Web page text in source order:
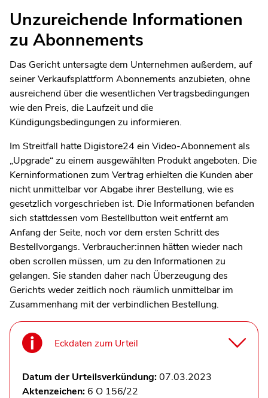
Unzureichende Informationen
zu Abonnements
Das Gericht untersagte dem Unternehmen außerdem, auf
seiner Verkaufsplattform Abonnements anzubieten, ohne
ausreichend über die wesentlichen Vertragsbedingungen
wie den Preis, die Laufzeit und die
Kündigungsbedingungen zu informieren.
Im Streitfall hatte Digistore24 ein Video-Abonnement als
„Upgrade“ zu einem ausgewählten Produkt angeboten. Die
Kerninformationen zum Vertrag erhielten die Kunden aber
nicht unmittelbar vor Abgabe ihrer Bestellung, wie es
gesetzlich vorgeschrieben ist. Die Informationen befanden
sich stattdessen vom Bestellbutton weit entfernt am
Anfang der Seite, noch vor dem ersten Schritt des
Bestellvorgangs. Verbraucher:innen hätten wieder nach
oben scrollen müssen, um zu den Informationen zu
gelangen. Sie standen daher nach Überzeugung des
Gerichts weder zeitlich noch räumlich unmittelbar im
Zusammenhang mit der verbindlichen Bestellung.
Eckdaten zum Urteil
Datum der Urteilsverkündung:07.03.2023
Aktenzeichen: 6 O 156/22